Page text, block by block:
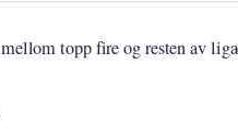
topp fire og resten av